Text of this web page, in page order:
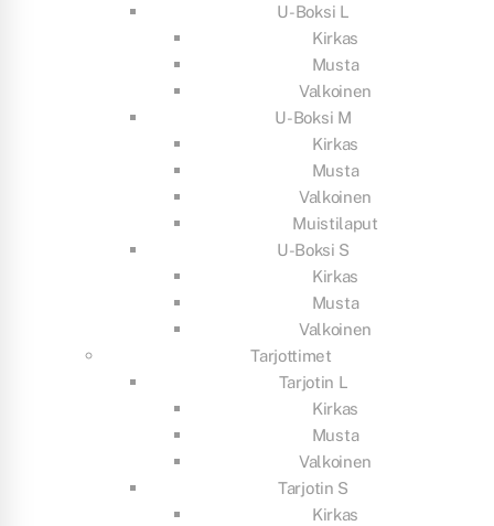
U-Boksi L
Kirkas
Musta
Valkoinen
U-Boksi M
Kirkas
Musta
Valkoinen
Muistilaput
U-Boksi S
Kirkas
Musta
Valkoinen
Tarjottimet
Tarjotin L
Kirkas
Musta
Valkoinen
Tarjotin S
Kirkas